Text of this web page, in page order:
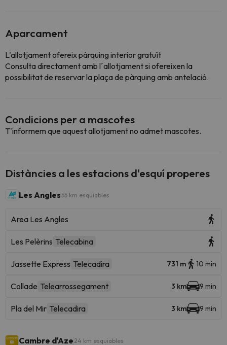
Aparcament
L'allotjament ofereix pàrquing interior gratuït
Consulta directament amb l´allotjament si ofereixen la
possibilitat de reservar la plaça de pàrquing amb antelació.
Condicions per a mascotes
T'informem que aquest allotjament no admet mascotes.
Distàncies a les estacions d'esquí properes
Les Angles 55 km esquiables
Area Les Angles
Les Pelèrins Telecabina
Jassette Express Telecadira 731 m 10 min
Collade Telearrossegament 3 km 9 min
Pla del Mir Telecadira 3 km 9 min
Cambre d'Aze 24 km esquiables